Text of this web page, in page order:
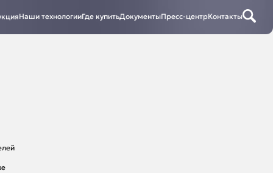
Наши технологииГде купитьДокументыПресс-центрКонтакты